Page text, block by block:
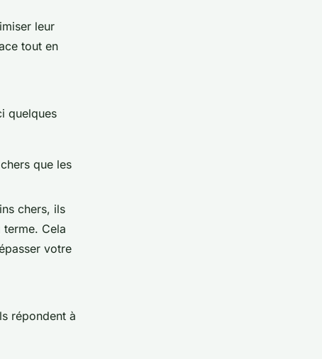
leur
tout en
quelques
que les
chers, ils
Cela
votre
répondent à